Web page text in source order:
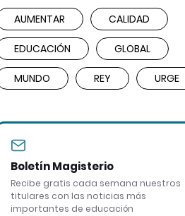
AUMENTAR CALIDAD
EDUCACIÓN GLOBAL
MUNDO REY URGE
Boletín Magisterio
Recibe gratis cada semana nuestros
titulares con las noticias más
importantes de educación